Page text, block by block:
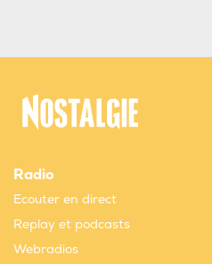
Radio
Ecouter en direct
Replay et podcasts
Webradios